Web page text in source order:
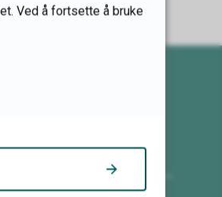
Ved å fortsette å bruke